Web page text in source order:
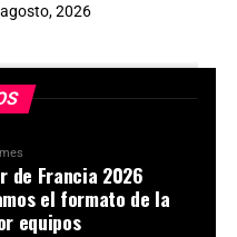
2026
de Francia 2026
el formato de la
equipos